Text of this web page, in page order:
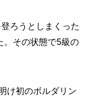
ろうとしまくった
。その状態で5級の
け初のボルダリン